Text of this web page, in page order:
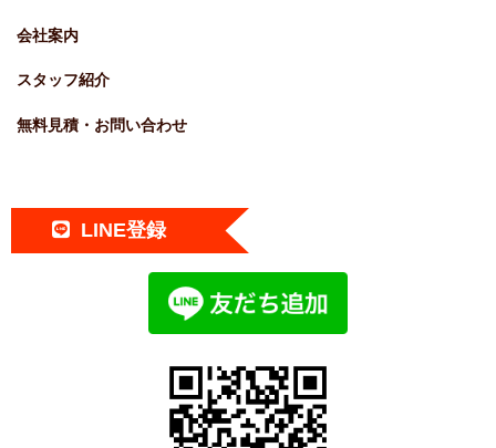
会社案内
スタッフ紹介
無料見積・お問い合わせ
LINE登録